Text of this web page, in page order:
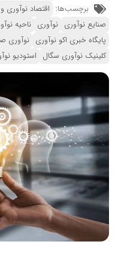
برچسب‌ها: اقتصاد نوآوری
صنایع نوآوری نوآوری ناحیه
پایگاه خبری اکو نوآوری نوآوری
کلینیک نوآوری سگال استودیو